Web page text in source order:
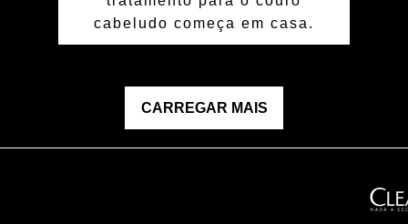
cabeludo começa em casa.
CARREGAR MAIS